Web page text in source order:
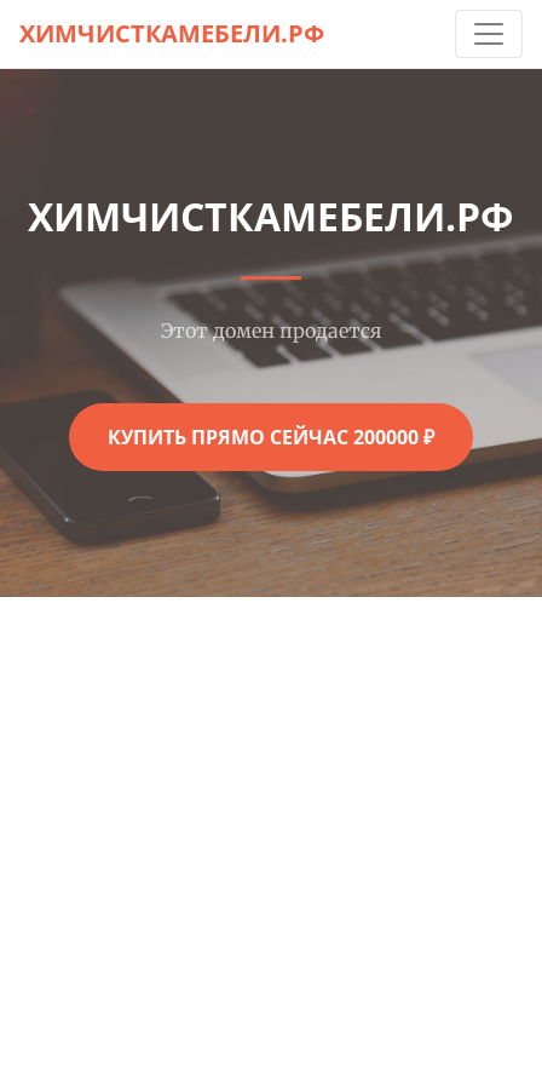
ХИМЧИСТКАМЕБЕЛИ.РФ
ХИМЧИСТКАМЕБЕЛИ.РФ
Этот домен продается
КУПИТЬ ПРЯМО СЕЙЧАС 200000 ₽